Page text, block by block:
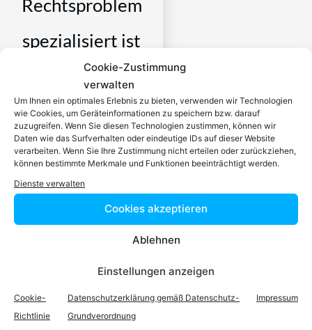
Cookie-Zustimmung
verwalten
Um Ihnen ein optimales Erlebnis zu bieten, verwenden wir Technologien
wie Cookies, um Geräteinformationen zu speichern bzw. darauf
zuzugreifen. Wenn Sie diesen Technologien zustimmen, können wir
Daten wie das Surfverhalten oder eindeutige IDs auf dieser Website
verarbeiten. Wenn Sie Ihre Zustimmung nicht erteilen oder zurückziehen,
können bestimmte Merkmale und Funktionen beeinträchtigt werden.
Dienste verwalten
Cookies akzeptieren
Ablehnen
Einstellungen anzeigen
Cookie-
Richtlinie
Datenschutzerklärung gemäß Datenschutz-
Grundverordnung
Impressum
Rechtsproblem
spezialisiert ist
Ein zugelassener Anwalt /
eine zugelassen Anwältin ist
dafür da, über Rechtsfragen
zu beraten und Klienten vor
Gericht zu vertreten. Es ist
seine Aufgabe,
Dienstleistungen im Bereich
der Rechtsberatung zu
Systems und ist mit allen
einschlägigen